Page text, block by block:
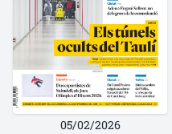
05/02/2026